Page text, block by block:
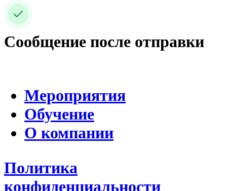
Сообщение после отправки
Мероприятия
Обучение
О компании
Политика
конфиденциальности